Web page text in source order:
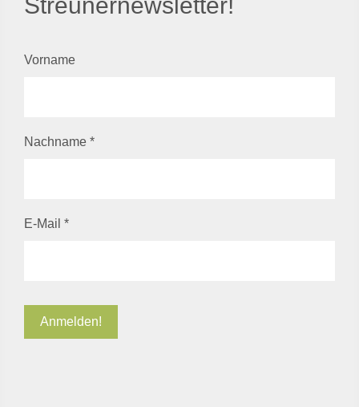
Streunernewsletter!
Vorname
Nachname *
E-Mail *